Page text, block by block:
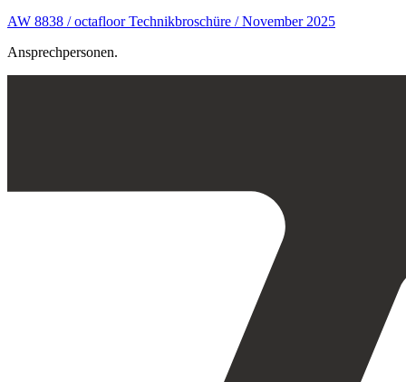
AW 8838 / octafloor Technikbroschüre / November 2025
Ansprechpersonen.